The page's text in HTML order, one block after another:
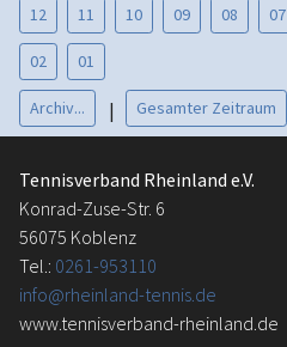
12 11 10 09 08 07
02 01
Archiv... | Gesamter Zeitraum
Tennisverband Rheinland e.V.
Konrad-Zuse-Str. 6
56075 Koblenz
Tel.: 0261-953110
info@rheinland-tennis.de
www.tennisverband-rheinland.de